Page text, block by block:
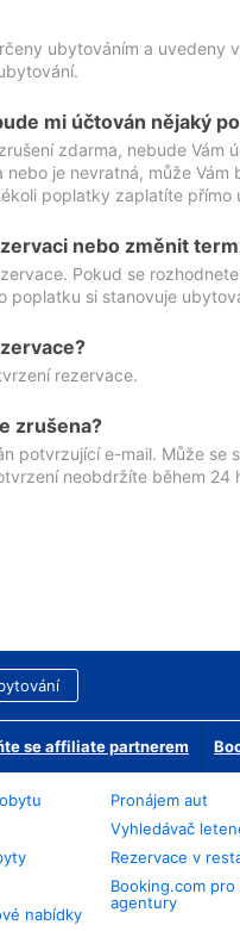
ubytováním a uvedeny
mi účtován nějaký
zdarma, nebude
nebo je nevratná, může
poplatky zaplatíte přímo
nebo změnit
Pokud se
poplatku si stanovuje
rezervace.
zrušena?
potvrzující e-mail. Může
neobdržíte během
se affiliate partnerem
nabídky
Pronájem aut
Vyhledávač
Rezervace v
Booking.com
agentury